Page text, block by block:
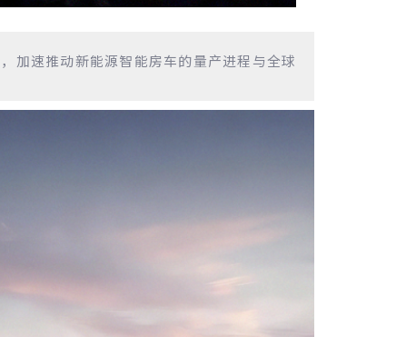
加速推动新能源智能房车的量产进程与全球